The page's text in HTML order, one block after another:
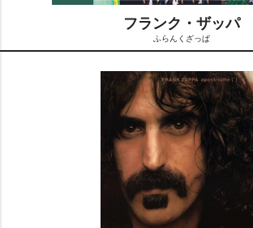
フランク・ザッパ
ふらんくざっぱ